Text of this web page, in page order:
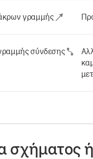
γραμμής
σύνδεσης
σχήματος